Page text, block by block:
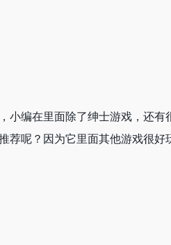
小编在里面除了绅士游戏，还
荐呢？因为它里面其他游戏很好